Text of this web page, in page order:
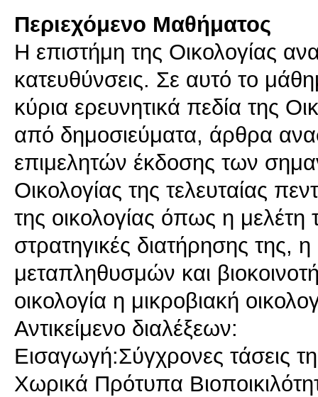
Περιεχόμενο Μαθήματος
Η επιστήμη της Οικολογίας
κατευθύνσεις. Σε αυτό το
κύρια ερευνητικά πεδία της
από δημοσιεύματα, άρθρα
επιμελητών έκδοσης των
Οικολογίας της τελευταίας
της οικολογίας όπως η μελέτη
στρατηγικές διατήρησης της,
μεταπληθυσμών και
οικολογία η μικροβιακή
Αντικείμενο διαλέξεων:
Εισαγωγή:Σύγχρονες τάσεις
Χωρικά Πρότυπα